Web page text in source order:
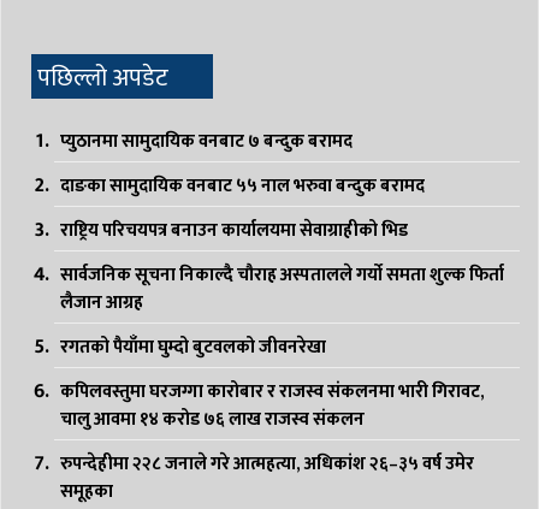
पछिल्लो अपडेट
प्युठानमा सामुदायिक वनबाट ७ बन्दुक बरामद
दाङका सामुदायिक वनबाट ५५ नाल भरुवा बन्दुक बरामद
राष्ट्रिय परिचयपत्र बनाउन कार्यालयमा सेवाग्राहीको भिड
सार्वजनिक सूचना निकाल्दै चौराह अस्पतालले गर्यो समता शुल्क फिर्ता
लैजान आग्रह
रगतको पैयाँमा घुम्दो बुटवलको जीवनरेखा
कपिलवस्तुमा घरजग्गा कारोबार र राजस्व संकलनमा भारी गिरावट,
चालु आवमा १४ करोड ७६ लाख राजस्व संकलन
रुपन्देहीमा २२८ जनाले गरे आत्महत्या, अधिकांश २६–३५ वर्ष उमेर
समूहका